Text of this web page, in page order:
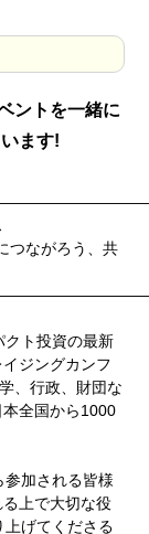
ントを一緒に
ます!
つながろう、共
クト投資の最新
ジングカンフ
、行政、財団な
全国から1000
加される皆様
上で大切な役
げてくださる